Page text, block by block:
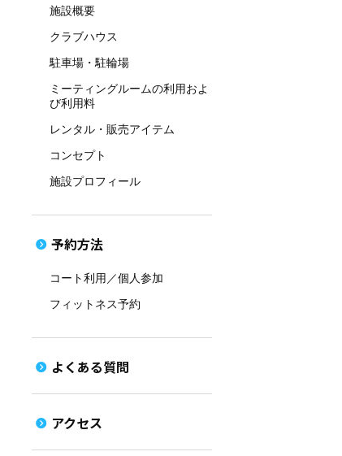
施設概要
クラブハウス
駐車場・駐輪場
ミーティングルームの利用およ
び利用料
レンタル・販売アイテム
コンセプト
施設プロフィール
予約方法
コート利用／個人参加
フィットネス予約
よくある質問
アクセス